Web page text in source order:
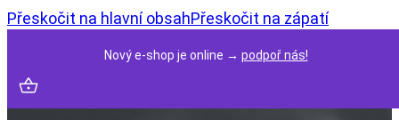
Přeskočit na hlavní obsahPřeskočit na zápatí
Nový e-shop je online → podpoř nás!